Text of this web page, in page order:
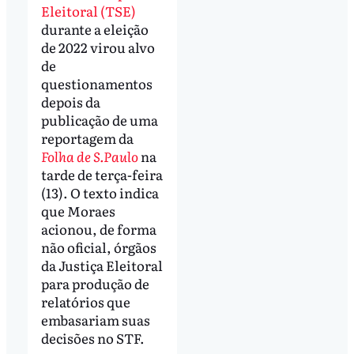
Eleitoral (TSE)
durante a eleição
de 2022 virou alvo
de
questionamentos
depois da
publicação de uma
reportagem da
Folha de S.Paulona
tarde de terça-feira
(13). O texto indica
que Moraes
acionou, de forma
não oficial, órgãos
da Justiça Eleitoral
para produção de
relatórios que
embasariam suas
decisões no STF.